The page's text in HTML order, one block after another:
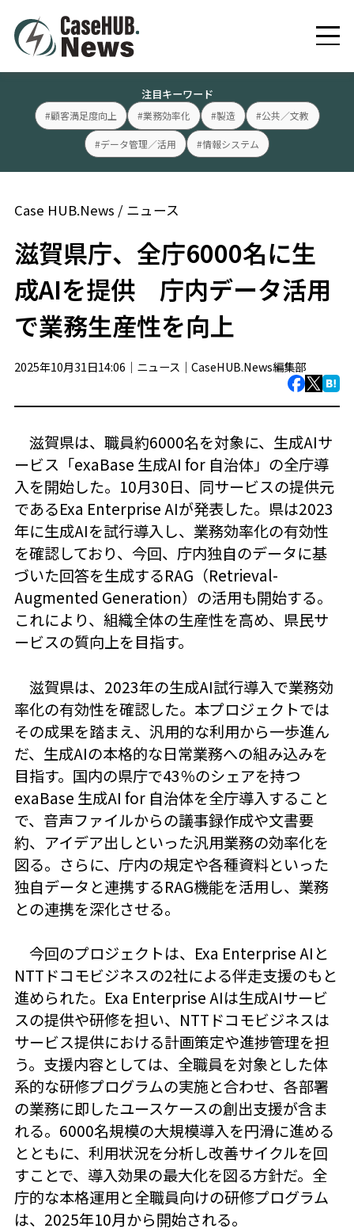
注目キーワード
#顧客満足度向上 #業務効率化 #製造 #公共／文教
#データ管理／活用 #情報システム
Case HUB.News / ニュース
滋賀県庁、全庁6000名に生
成AIを提供 庁内データ活用
で業務生産性を向上
2025年10月31日14:06｜ ニュース ｜ CaseHUB.News編集部
滋賀県は、職員約6000名を対象に、生成AIサ
ービス「exaBase 生成AI for 自治体」の全庁導
入を開始した。10月30日、同サービスの提供元
であるExa Enterprise AIが発表した。県は2023
年に生成AIを試行導入し、業務効率化の有効性
を確認しており、今回、庁内独自のデータに基
づいた回答を生成するRAG（Retrieval-
Augmented Generation）の活用も開始する。
これにより、組織全体の生産性を高め、県民サ
ービスの質向上を目指す。
滋賀県は、2023年の生成AI試行導入で業務効
率化の有効性を確認した。本プロジェクトでは
その成果を踏まえ、汎用的な利用から一歩進ん
だ、生成AIの本格的な日常業務への組み込みを
目指す。国内の県庁で43％のシェアを持つ
exaBase 生成AI for 自治体を全庁導入すること
で、音声ファイルからの議事録作成や文書要
約、アイデア出しといった汎用業務の効率化を
図る。さらに、庁内の規定や各種資料といった
独自データと連携するRAG機能を活用し、業務
との連携を深化させる。
今回のプロジェクトは、Exa Enterprise AIと
NTTドコモビジネスの2社による伴走支援のもと
進められた。Exa Enterprise AIは生成AIサービ
スの提供や研修を担い、NTTドコモビジネスは
サービス提供における計画策定や進捗管理を担
う。支援内容としては、全職員を対象とした体
系的な研修プログラムの実施と合わせ、各部署
の業務に即したユースケースの創出支援が含ま
れる。6000名規模の大規模導入を円滑に進める
とともに、利用状況を分析し改善サイクルを回
すことで、導入効果の最大化を図る方針だ。全
庁的な本格運用と全職員向けの研修プログラム
は、2025年10月から開始される。